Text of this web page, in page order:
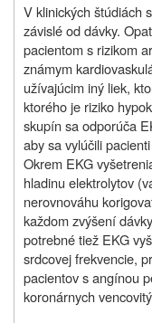
V klinických štúdiách
závislé od dávky.
pacientom s rizikom
známym
užívajúcim iný liek,
ktorého je riziko
skupín sa odporúča
aby sa vylúčili
Okrem EKG
hladinu elektrolytov
nerovnováhu
každom zvýšení
potrebné tiež EKG
srdcovej frekvencie,
pacientov s angínou
koronárnych